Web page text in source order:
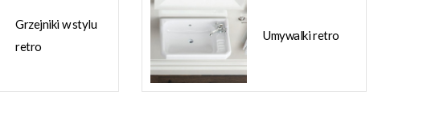
Grzejniki w stylu
retro
Umywalki retro